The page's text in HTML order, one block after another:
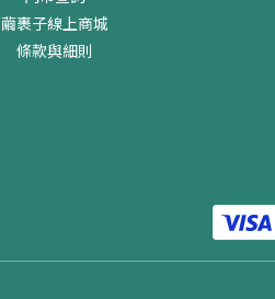
繭裹子線上商城
條款與細則